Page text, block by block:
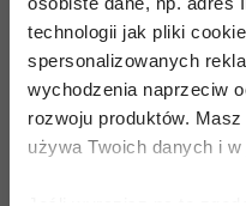
technologii jak pliki
spersonalizowanych
wychodzenia naprzeciw
rozwoju produktów.
używa Twoich danych i
łyżek) oraz drobno
(półtorej łyżki).